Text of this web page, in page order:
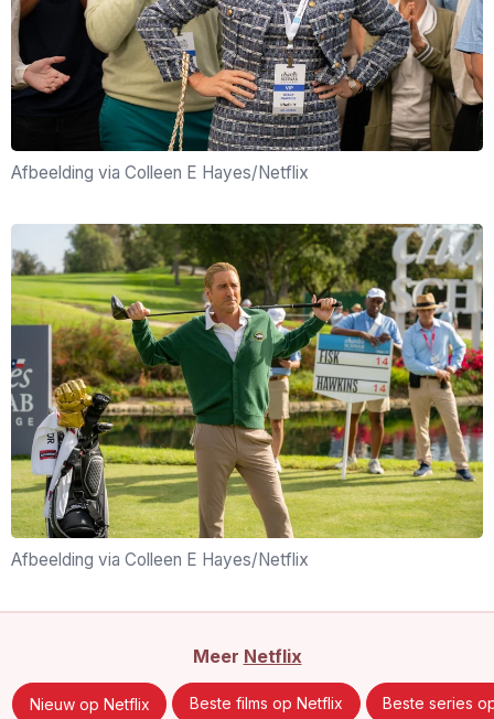
Afbeelding via Colleen E Hayes/Netflix
Afbeelding via Colleen E Hayes/Netflix
Meer Netflix
Nieuw op Netflix Beste films op Netflix Beste series